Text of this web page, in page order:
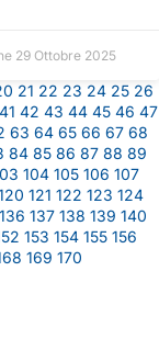
29 Ottobre 2025
21 22 23 24 25 26
41 42 43 44 45 46 47
63 64 65 66 67 68
84 85 86 87 88 89
104 105 106 107
121 122 123 124
136 137 138 139 140
153 154 155 156
169 170